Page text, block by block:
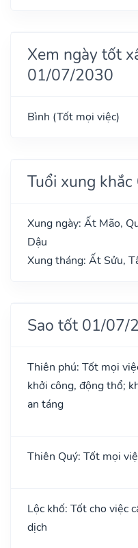
Xem ngày tốt
01/07/2030
Bình (Tốt mọi việc)
Tuổi xung
Xung ngày: Ất Mão,
Dậu
Xung tháng: Ất Sửu,
Sao tốt 01/07/
Thiên phú: Tốt mọi
khởi công, động thổ;
an táng
Thiên Quý: Tốt mọi
Lộc khố: Tốt cho việc
dịch